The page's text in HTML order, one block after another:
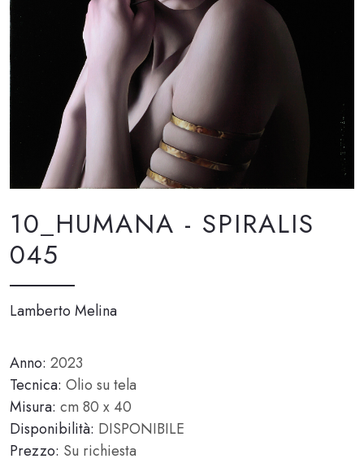
10_HUMANA - SPIRALIS
045
Lamberto Melina
Anno: 2023
Tecnica: Olio su tela
Misura: cm 80 x 40
Disponibilità: DISPONIBILE
Prezzo: Su richiesta